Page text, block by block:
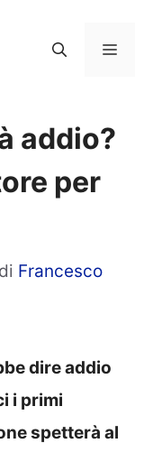
Menu
addio?
per
di Francesco
dire addio
i primi
spetterà al